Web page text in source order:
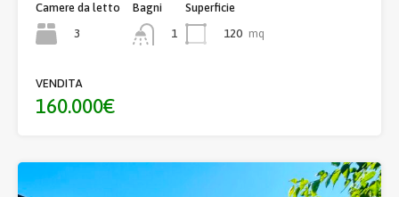
Camere da letto
3
Bagni
1
Superficie
120 mq
VENDITA
160.000€